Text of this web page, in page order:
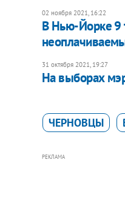
02 ноября 2021, 16:22
В Нью-Йорке 9
31 октября 2021, 19:27
На выборах
ЧЕРНОВЦЫ
РЕКЛАМА